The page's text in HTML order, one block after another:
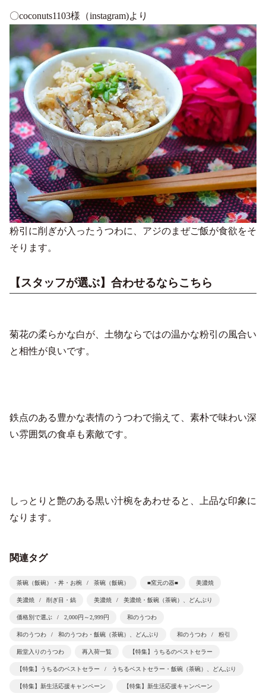
〇coconuts1103様（instagram)より
粉引に削ぎが入ったうつわに、アジのまぜご飯が食欲をそ
そります。
【スタッフが選ぶ】合わせるならこちら
菊花の柔らかな白が、土物ならではの温かな粉引の風合い
と相性が良いです。
鉄点のある豊かな表情のうつわで揃えて、素朴で味わい深
い雰囲気の食卓も素敵です。
しっとりと艶のある黒い汁椀をあわせると、上品な印象に
なります。
関連タグ
茶碗（飯碗）・丼・お椀 茶碗（飯碗） ■窯元の器■ 美濃焼
美濃焼 削ぎ目・鎬 美濃焼 美濃焼・飯碗（茶碗）、どんぶり
価格別で選ぶ 2,000円～2,999円 和のうつわ
和のうつわ 和のうつわ・飯碗（茶碗）、どんぶり 和のうつわ 粉引
殿堂入りのうつわ 再入荷一覧 【特集】うちるのベストセラー
【特集】うちるのベストセラー うちるベストセラー・飯碗（茶碗）、どんぶり
【特集】新生活応援キャンペーン 【特集】新生活応援キャンペーン